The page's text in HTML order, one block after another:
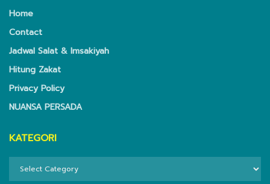
Home
Contact
Jadwal Salat & Imsakiyah
Hitung Zakat
Privacy Policy
NUANSA PERSADA
KATEGORI